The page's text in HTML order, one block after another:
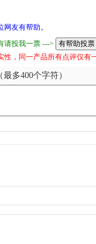
网友有帮助。
请投我一票 --->
性，同一产品所有点评仅有
多400个字符）